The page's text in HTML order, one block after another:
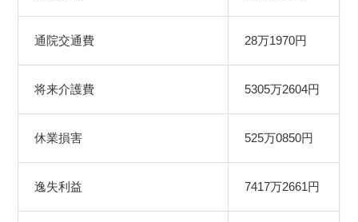
通院交通費 28万1970円
将来介護費 5305万2604円
休業損害 525万0850円
逸失利益 7417万2661円